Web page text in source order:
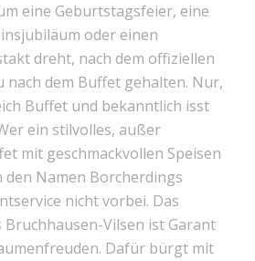
eine Geburtstagsfeier, eine
oder einen
dreht, nach dem offiziellen
nach dem Buffet gehalten. Nur,
Buffet und bekanntlich isst
ein stilvolles, außer
mit geschmackvollen Speisen
den Namen Borcherdings
nicht vorbei. Das
Vilsen ist Garant
Dafür bürgt mit